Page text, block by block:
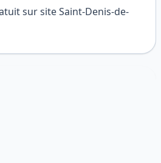
sur site Saint-Denis-de-